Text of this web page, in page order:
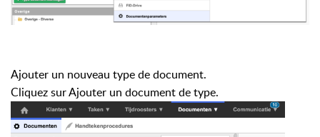
Ajouter un nouveau type de document.
Cliquez sur Ajouter un document de type.